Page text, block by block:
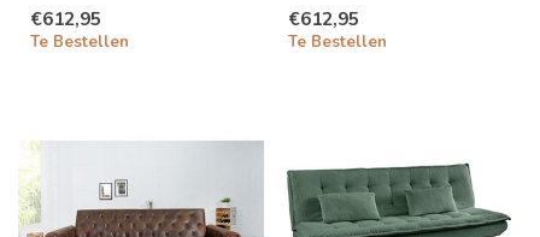
€612,95
Te Bestellen
€612,95
Te Bestellen